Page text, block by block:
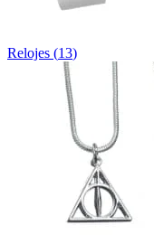
Relojes (13)